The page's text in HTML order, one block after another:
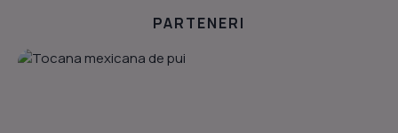
PARTENERI